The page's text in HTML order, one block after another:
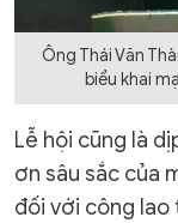
Ông Thái Văn
biểu khai
Lễ hội cũng là
ơn sâu sắc của
đối với công lao